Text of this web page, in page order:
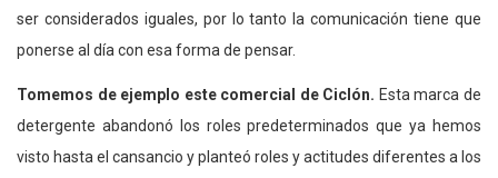
ser considerados iguales, por lo tanto la comunicación tiene que
ponerse al día con esa forma de pensar.
Tomemos de ejemplo este comercial de Ciclón. Esta marca de
detergente abandonó los roles predeterminados que ya hemos
visto hasta el cansancio y planteó roles y actitudes diferentes a los